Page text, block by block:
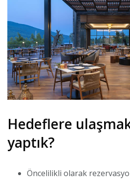
Hedeflere
yaptık?
Öncelilikli olarak